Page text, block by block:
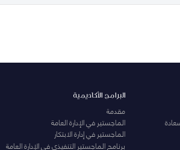
البرامج الأكاديمية
مقدمة
الماجستير في الإدارة العامة
الماجستير في إدارة الابتكار
برنامج الماجستير التنفيذي في الإدارة العامة